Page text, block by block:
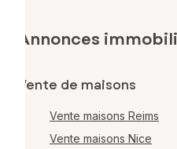
Annonces
Vente de maisons
Vente maisons Reims
Vente maisons Nice